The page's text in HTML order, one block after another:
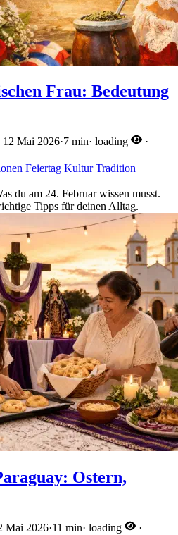
Frau: Bedeutung
Mai 2026·7 min· loading
·
Feiertag KulturTradition
du am 24. Februar wissen musst.
Tipps für deinen Alltag.
Ostern,
Mai 2026·11 min· loading
·